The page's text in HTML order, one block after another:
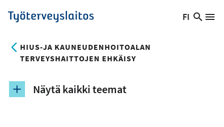
Hyppää
pääsisältöön
Työterveyslaitos
Vaihda
FI
Hae
HIUS-JA KAUNEUDENHOITOALAN
TERVEYSHAITTOJEN EHKÄISY
Näytä kaikki teemat